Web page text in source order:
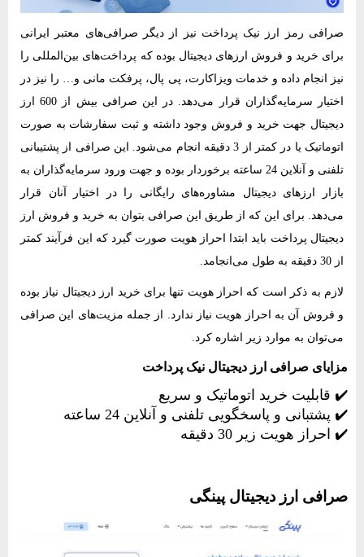
صرافی رمز ارز نیک‌ پرداخت نیز از دیگر صرافی‌های معتبر ایرانی
برای خرید و فروش ارزهای دیجیتال بوده که پرداخت‌های بین‌المللی را
نیز انجام داده و خدمات ویزاکارت، پی‌ پال، پرفکت مانی و… را نیز در
اختیار سرمایه‌گذاران قرار می‌دهد. در این صرافی بیش از 600 ارز
دیجیتال جهت خرید و فروش وجود داشته و ثبت سفارشات به صورت
اتوماتیک یا در کمتر از 3 دقیقه انجام می‌شود. این صرافی از پشتیبانی
تلفنی و آنلاین 24 ساعته برخوردار بوده و جهت ورود سرمایه‌گذاران به
بازار ارزهای دیجیتال مشاوره‌های رایگانی را در اختیار آنان قرار
می‌دهد. برای این که از طریق این صرافی بتوان به خرید و فروش ارز
دیجیتال پرداخت باید ابتدا احراز هویت صورت گیرد که این فرآیند کمتر
از 30 دقیقه به طول می‌انجامد.
لازم به ذکر است که احراز هویت تنها برای خرید ارز دیجیتال نیاز بوده
و فروش آن به احراز هویت نیاز ندارد. از جمله مزیت‌های این صرافی
می‌توان به موارد زیر اشاره کرد.
مزایای صرافی ارز دیجیتال نیک پرداخت
✔️ قابلیت خرید اتوماتیک و سریع
✔️ پشتبانی و پاسخگویی تلفنی و آنلاین 24 ساعته
✔️ احراز هویت زیر 30 دقیقه
صرافی ارز دیجیتال پینگی